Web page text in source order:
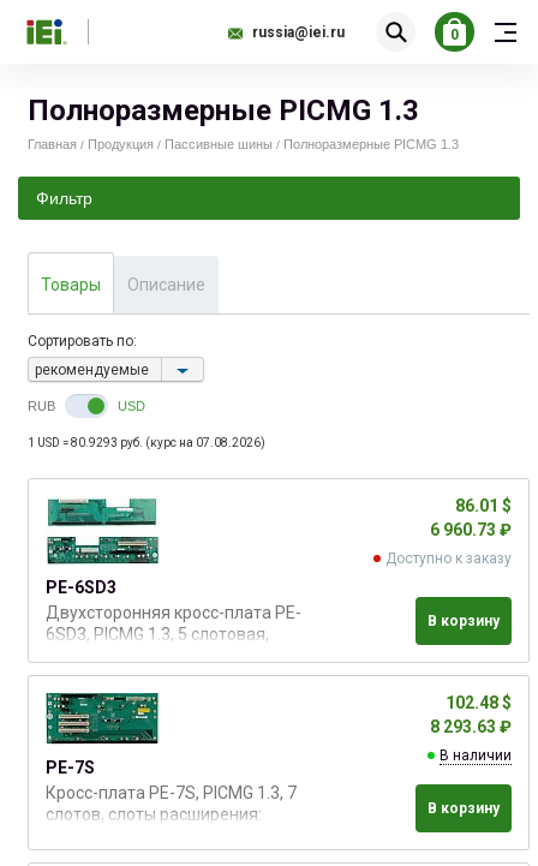
russia@iei.ru 0
Полноразмерные PICMG 1.3
Главная / Продукция / Пассивные шины / Полноразмерные PICMG 1.3
Фильтр
Товары Описание
Сортировать по:
рекомендуемые
RUB USD
1 USD = 80.9293 руб. (курс на 07.08.2026)
PE-6SD3
Двухсторонняя кросс-плата PE-
6SD3, PICMG 1.3, 5 слотовая,
1xPCI-E x16, 1xPCI-E x4, 2xPCI
(для корпусов 2U)
86.01 $
6 960.73 ₽
Доступно к заказу
В корзину
PE-7S
Кросс-плата PE-7S, PICMG 1.3, 7
слотов, слоты расширения:
102.48 $
8 293.63 ₽
В наличии
В корзину